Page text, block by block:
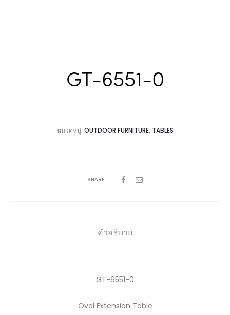
GT-6551-0
หมวดหมู่: OUTDOOR FURNITURE, TABLES
SHARE
คำอธิบาย
GT-6551-0
Oval Extension Table